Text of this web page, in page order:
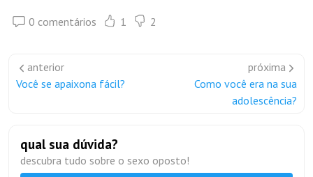
0 comentários 1 2
anterior
Você se apaixona fácil?
próxima
Como você era na sua
adolescência?
qual sua dúvida?
descubra tudo sobre o sexo oposto!